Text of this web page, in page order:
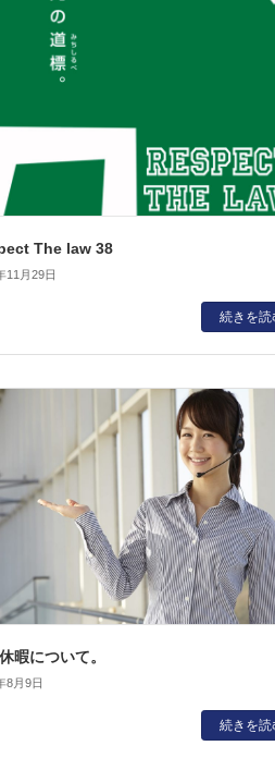
The law 38
11月29日
続きを読
暇について。
8月9日
続きを読